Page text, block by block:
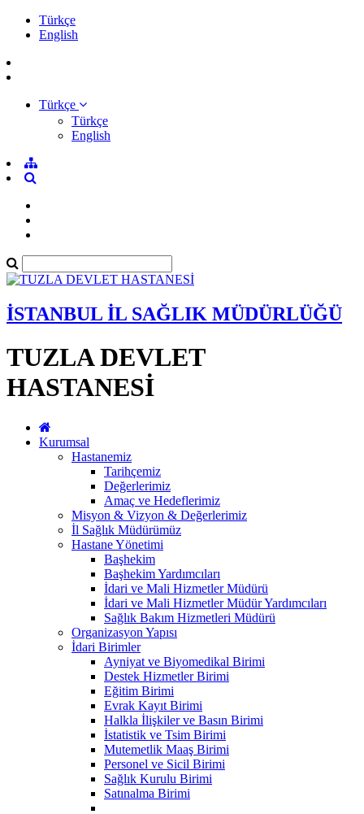
Türkçe
English
Türkçe
Türkçe
English
İSTANBUL İL SAĞLIK MÜDÜRLÜĞÜ
TUZLA DEVLET
HASTANESİ
Kurumsal
Hastanemiz
Tarihçemiz
Değerlerimiz
Amaç ve Hedeflerimiz
Misyon & Vizyon & Değerlerimiz
İl Sağlık Müdürümüz
Hastane Yönetimi
Başhekim
Başhekim Yardımcıları
İdari ve Mali Hizmetler Müdürü
İdari ve Mali Hizmetler Müdür Yardımcıları
Sağlık Bakım Hizmetleri Müdürü
Organizasyon Yapısı
İdari Birimler
Ayniyat ve Biyomedikal Birimi
Destek Hizmetler Birimi
Eğitim Birimi
Evrak Kayıt Birimi
Halkla İlişkiler ve Basın Birimi
İstatistik ve Tsim Birimi
Mutemetlik Maaş Birimi
Personel ve Sicil Birimi
Sağlık Kurulu Birimi
Satınalma Birimi